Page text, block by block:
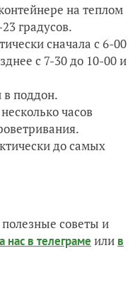
на теплом
градусов.
сначала с 6-00
с 7-30 до 10-00 и
поддон.
часов
до самых
советы и
нас в телеграме или в